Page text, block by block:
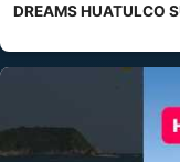
DREAMS HUATULCO